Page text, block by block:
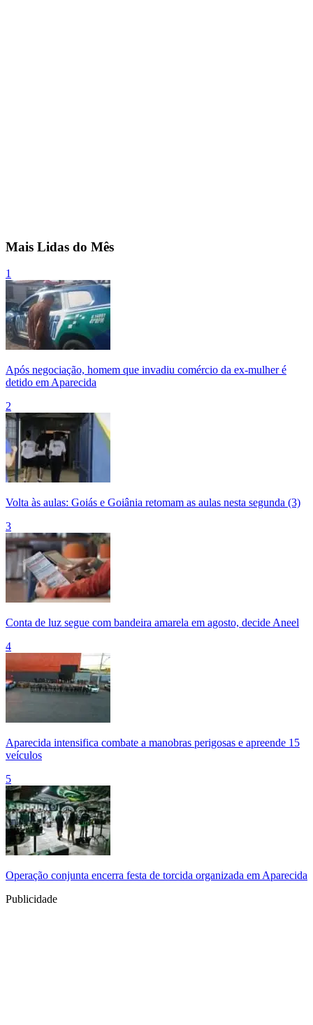
Mais Lidas do Mês
1
Após negociação, homem que invadiu comércio da ex-mulher é
detido em Aparecida
2
Volta às aulas: Goiás e Goiânia retomam as aulas nesta segunda (3)
3
Conta de luz segue com bandeira amarela em agosto, decide Aneel
4
Aparecida intensifica combate a manobras perigosas e apreende 15
veículos
5
Operação conjunta encerra festa de torcida organizada em Aparecida
Publicidade